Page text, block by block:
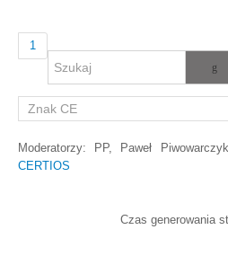
1
Moderatorzy: PP, Paweł
CERTIOS
Czas generowania